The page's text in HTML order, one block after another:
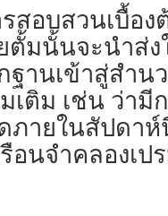
สอบสวนเบื้อ
ตั้ม​นั้นจะนำส่
านเข้าสู่สำน
ติม​ เช่น​ ว่ามี
ายในสัปดา
นจำคลองเป